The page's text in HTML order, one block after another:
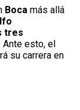
Boca más allá
tres
Ante esto, el
su carrera en